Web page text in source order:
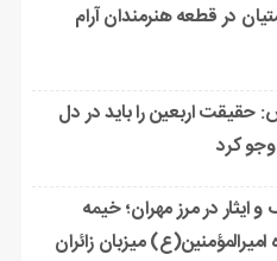
در قطعه هنرمندان آرام
اربعین را باید در دل
کرد
ایثار در مرز مهران؛ خیمه
میزبان زائران